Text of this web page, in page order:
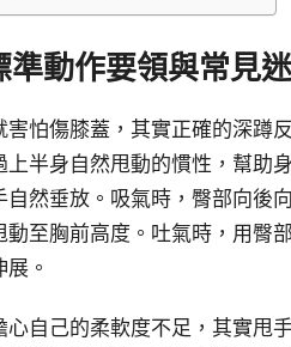
準動作要領與常見
怕傷膝蓋，其實正確的深蹲
半身自然甩動的慣性，幫助
然垂放。吸氣時，臀部向後
動至胸前高度。吐氣時，用臀
。
自己的柔軟度不足，其實甩